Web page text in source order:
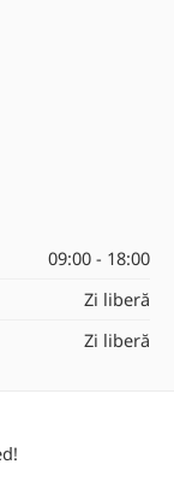
09:00 - 18:00
Zi liberă
Zi liberă